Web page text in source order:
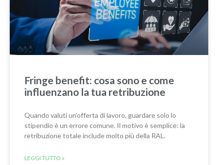
Fringe benefit: cosa sono e come
influenzano la tua retribuzione
Quando valuti un’offerta di lavoro, guardare solo lo
stipendio è un errore comune. Il motivo è semplice: la
retribuzione totale include molto più della RAL.
LEGGI TUTTO »